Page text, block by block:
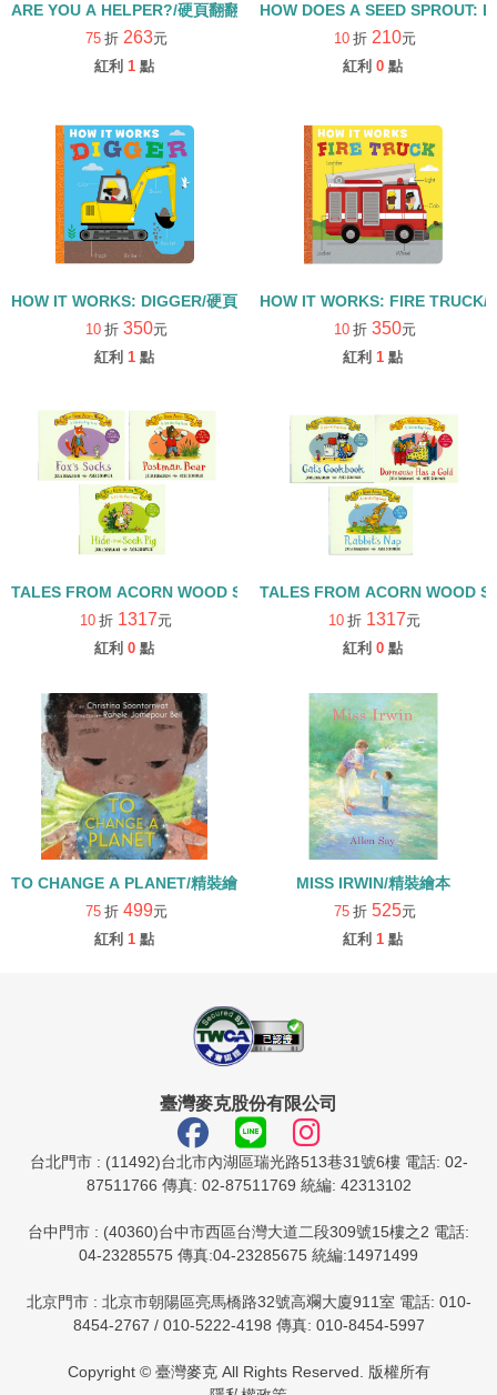
ARE YOU A HELPER?/硬頁翻翻書
75 折 263元
紅利 1 點
HOW DOES A SEED SPROUT:
10 折 210元
紅利 0 點
HOW IT WORKS: DIGGER/硬頁書
10 折 350元
紅利 1 點
HOW IT WORKS: FIRE TRUCK/
10 折 350元
紅利 1 點
TALES FROM ACORN WOOD STORY COLLECTION 觀察探索組/
10 折 1317元
紅利 0 點
TALES FROM ACORN WOOD
10 折 1317元
紅利 0 點
TO CHANGE A PLANET/精裝繪本
75 折 499元
紅利 1 點
MISS IRWIN/精裝繪本
75 折 525元
紅利 1 點
臺灣麥克股份有限公司
台北門市 : (11492)台北市內湖區瑞光路513巷31號6樓 電話: 02-
87511766 傳真: 02-87511769 統編: 42313102
台中門市 : (40360)台中市西區台灣大道二段309號15樓之2 電話:
04-23285575 傳真:04-23285675 統編:14971499
北京門市 : 北京市朝陽區亮馬橋路32號高斕大廈911室 電話: 010-
8454-2767 / 010-5222-4198 傳真: 010-8454-5997
Copyright © 臺灣麥克 All Rights Reserved. 版權所有